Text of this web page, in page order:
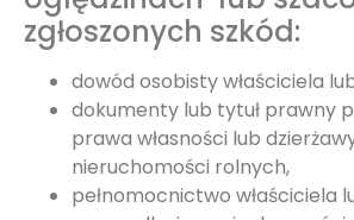
zgłoszonych szkód:
dowód osobisty właściciela
dokumenty lub tytuł prawny
prawa własności lub
nieruchomości rolnych,
pełnomocnictwo właściciela